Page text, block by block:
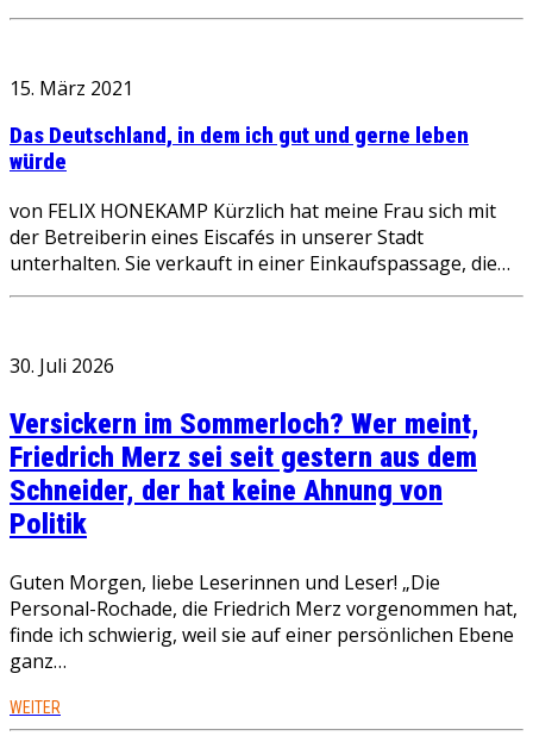
15. März 2021
Das Deutschland, in dem ich gut und gerne leben
würde
von FELIX HONEKAMP Kürzlich hat meine Frau sich mit
der Betreiberin eines Eiscafés in unserer Stadt
unterhalten. Sie verkauft in einer Einkaufspassage, die…
30. Juli 2026
Versickern im Sommerloch? Wer meint,
Friedrich Merz sei seit gestern aus dem
Schneider, der hat keine Ahnung von
Politik
Guten Morgen, liebe Leserinnen und Leser! „Die
Personal-Rochade, die Friedrich Merz vorgenommen hat,
finde ich schwierig, weil sie auf einer persönlichen Ebene
ganz…
WEITER